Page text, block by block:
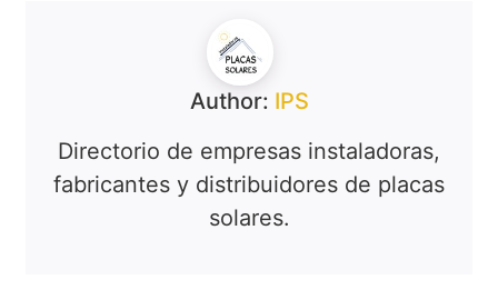
Author: IPS
Directorio de empresas instaladoras,
fabricantes y distribuidores de placas
solares.